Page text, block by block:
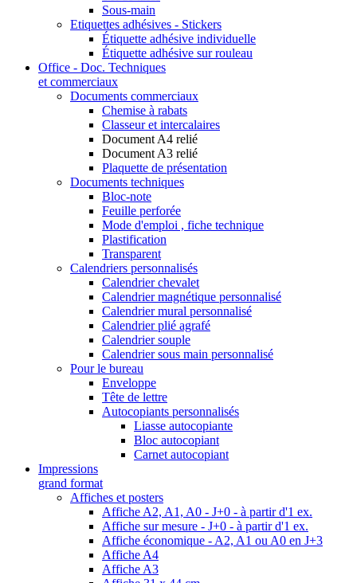
Sous-main
Etiquettes adhésives - Stickers
Étiquette adhésive individuelle
Étiquette adhésive sur rouleau
Office - Doc. Techniques
et commerciaux
Documents commerciaux
Chemise à rabats
Classeur et intercalaires
Document A4 relié
Document A3 relié
Plaquette de présentation
Documents techniques
Bloc-note
Feuille perforée
Mode d'emploi , fiche technique
Plastification
Transparent
Calendriers personnalisés
Calendrier chevalet
Calendrier magnétique personnalisé
Calendrier mural personnalisé
Calendrier plié agrafé
Calendrier souple
Calendrier sous main personnalisé
Pour le bureau
Enveloppe
Tête de lettre
Autocopiants personnalisés
Liasse autocopiante
Bloc autocopiant
Carnet autocopiant
Impressions
grand format
Affiches et posters
Affiche A2, A1, A0 - J+0 - à partir d'1 ex.
Affiche sur mesure - J+0 - à partir d'1 ex.
Affiche économique - A2, A1 ou A0 en J+3
Affiche A4
Affiche A3